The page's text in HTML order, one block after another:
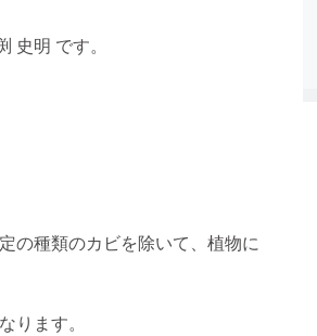
史明 です。
の種類のカビを除いて、植物に
ります。